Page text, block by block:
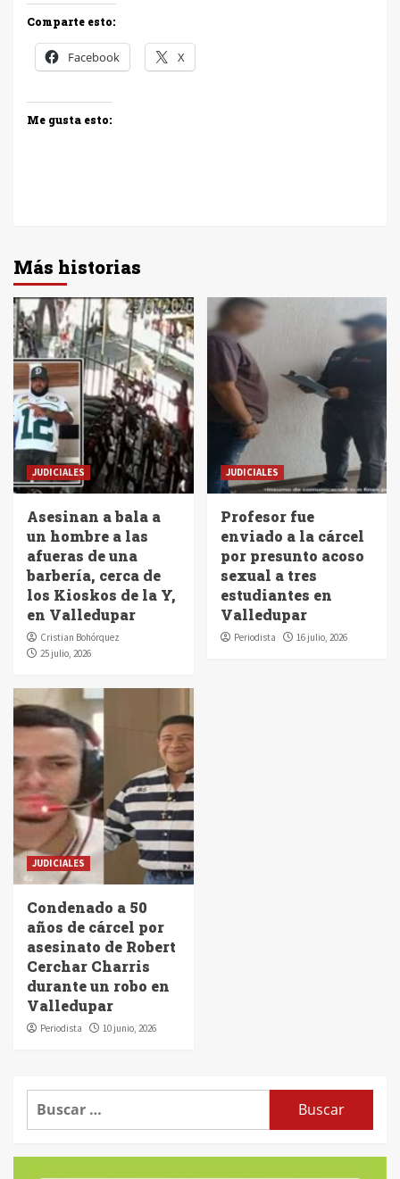
Comparte esto:
Facebook X
Me gusta esto:
Más historias
JUDICIALES
Asesinan a bala a
un hombre a las
afueras de una
barbería, cerca de
los Kioskos de la Y,
en Valledupar
Cristian Bohórquez
25 julio, 2026
JUDICIALES
Profesor fue
enviado a la cárcel
por presunto acoso
sexual a tres
estudiantes en
Valledupar
Periodista 16 julio, 2026
JUDICIALES
Condenado a 50
años de cárcel por
asesinato de Robert
Cerchar Charris
durante un robo en
Valledupar
Periodista 10 junio, 2026
Buscar: